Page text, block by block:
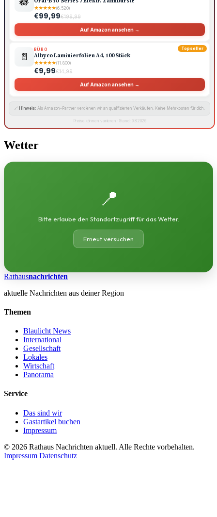
★★★★★(6.520)
€99,99€199,99
Auf Amazon ansehen →
Topseller
📄
BÜRO
Albyco Laminierfolien A4, 100 Stück
★★★★★(11.800)
€9,99€14,99
Auf Amazon ansehen →
🔗 Hinweis: Als Amazon-Partner verdienen wir an qualifizierten Verkäufen. Keine Mehrkosten für dich.
Preise können variieren · Stand: 9.8.2026
Wetter
📍
Bitte erlaube den Standortzugriff für das Wetter.
Erneut versuchen
Rathausnachrichten
aktuelle Nachrichten aus deiner Region
Themen
Blaulicht News
International
Gesellschaft
Lokales
Wirtschaft
Panorama
Service
Das sind wir
Gastartikel buchen
Impressum
© 2026 Rathaus Nachrichten aktuell. Alle Rechte vorbehalten.
Impressum Datenschutz